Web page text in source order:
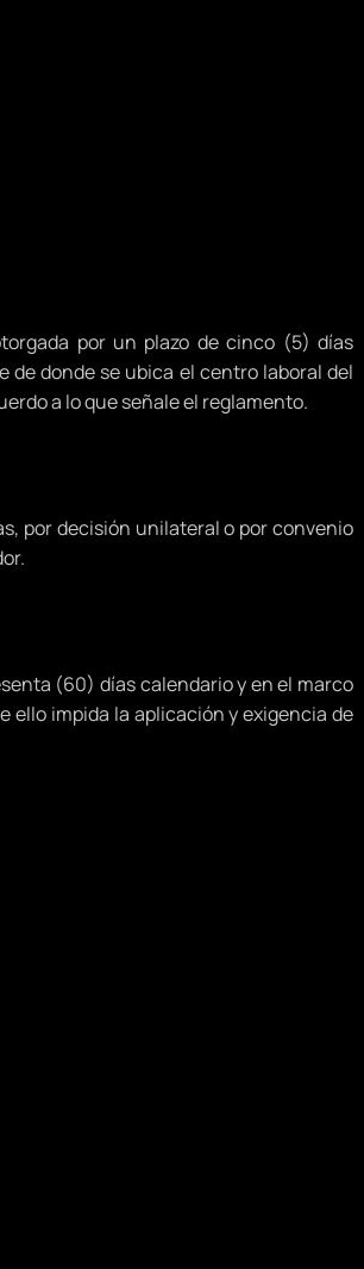
por un plazo de cinco (5) días
donde se ubica el centro laboral del
a lo que señale el reglamento.
por decisión unilateral o por convenio
(60) días calendario y en el marco
ello impida la aplicación y exigencia de